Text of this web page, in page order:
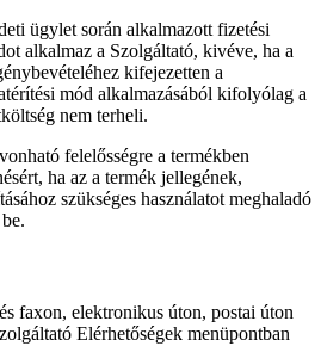
ügylet során alkalmazott fizetési
alkalmaz a Szolgáltató, kivéve, ha a
kifejezetten a
mód alkalmazásából kifolyólag a
nem terheli.
felelősségre a termékben
ha az a termék jellegének,
szükséges használatot meghaladó
faxon, elektronikus úton, postai úton
Elérhetőségek menüpontban